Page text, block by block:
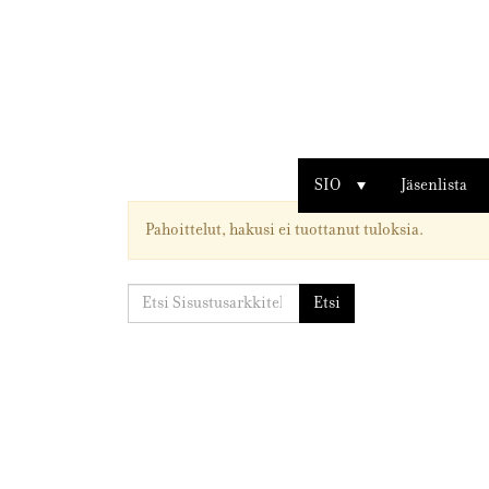
SIO Jäsenlista
Pahoittelut, hakusi ei tuottanut tuloksia.
Etsi: Etsi